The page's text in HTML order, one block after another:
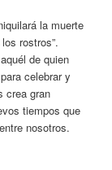
la muerte
rostros”.
de quien
celebrar y
crea gran
tiempos que
nosotros.